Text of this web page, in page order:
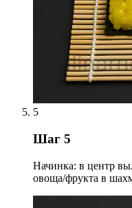
5
Шаг 5
Начинка: в центр
овоща/фрукта в